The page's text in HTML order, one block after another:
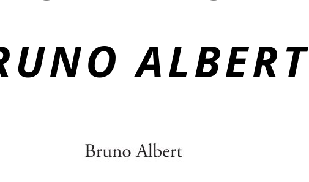
ALBERT